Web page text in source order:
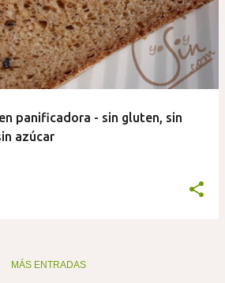
en panificadora - sin gluten, sin
azúcar
MÁS ENTRADAS